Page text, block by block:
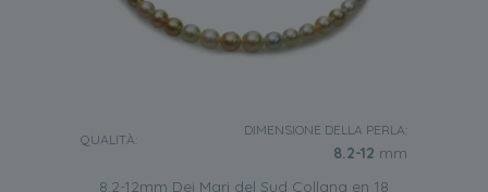
QUALITÀ:
DIMENSIONE DELLA PERLA:
8.2-12 mm
8.2-12mm Dei Mari del Sud Collana en 18